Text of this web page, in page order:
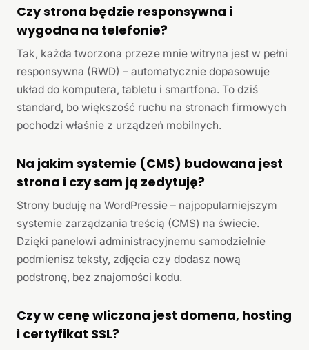
Czy strona będzie responsywna i
wygodna na telefonie?
Tak, każda tworzona przeze mnie witryna jest w pełni
responsywna (RWD) – automatycznie dopasowuje
układ do komputera, tabletu i smartfona. To dziś
standard, bo większość ruchu na stronach firmowych
pochodzi właśnie z urządzeń mobilnych.
Na jakim systemie (CMS) budowana jest
strona i czy sam ją zedytuję?
Strony buduję na WordPressie – najpopularniejszym
systemie zarządzania treścią (CMS) na świecie.
Dzięki panelowi administracyjnemu samodzielnie
podmienisz teksty, zdjęcia czy dodasz nową
podstronę, bez znajomości kodu.
Czy w cenę wliczona jest domena, hosting
i certyfikat SSL?